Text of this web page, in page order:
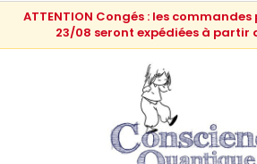
ATTENTION Congés : les commandes
23/08 seront expédiées à partir